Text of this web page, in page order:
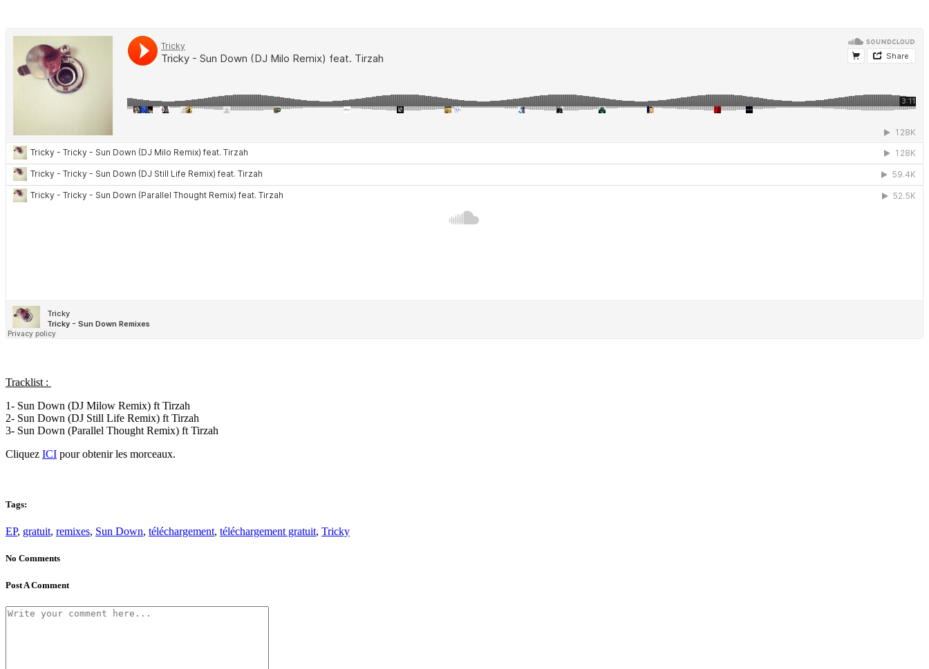
Tracklist :
1- Sun Down (DJ Milow Remix) ft Tirzah
2- Sun Down (DJ Still Life Remix) ft Tirzah
3- Sun Down (Parallel Thought Remix) ft Tirzah
Cliquez ICI pour obtenir les morceaux.
Tags:
EP, gratuit, remixes, Sun Down, téléchargement, téléchargement gratuit, Tricky
No Comments
Post A Comment